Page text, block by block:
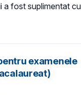
a fost suplimentat cu
examenele